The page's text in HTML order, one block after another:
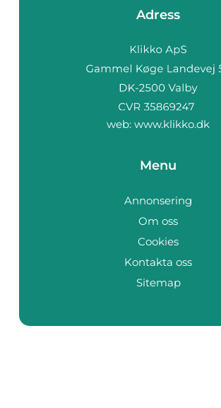
Adress
web: www.klikko.dk
Menu
Annonsering
Om oss
Cookies
Kontakta oss
Sitemap